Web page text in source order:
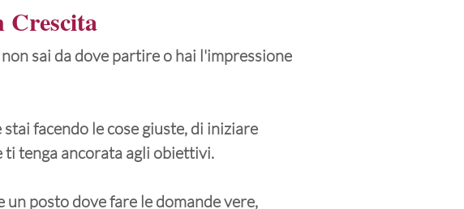
sai da dove partire o hai l'impressione
facendo le cose giuste, di iniziare
ti tenga ancorata agli obiettivi.
posto dove fare le domande vere,